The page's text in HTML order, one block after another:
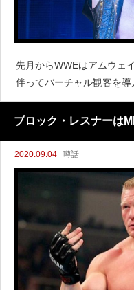
先月からWWEはアムウェ
伴ってバーチャル観客を
ブロック・レスナーは
2020.09.04 噂話